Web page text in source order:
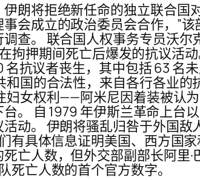
朗将拒绝新任命的独立联合国
会成立的政治委员会合作，”
查。 联合国人权事务专员沃尔
拘押期间死亡后爆发的抗议活
抗议者丧生，其中包括 63 名
和国的合法性，来自各行各业
妇女权利——阿米尼因着装被认
。 自 1979 年伊斯兰革命上台
动。 伊朗将骚乱归咎于外国
有具体信息证明美国、西方国
亡人数，但外交部副部长阿里
亡人数的首个官方数字。